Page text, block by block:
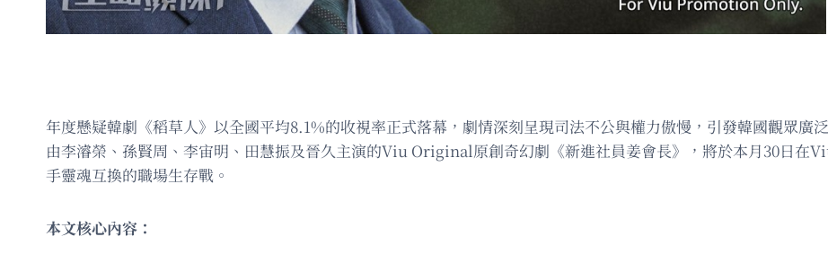
年度懸疑韓劇《稻草人》以全國平均8.1%的收視率正式落幕，劇情深刻呈現司法不公與權力傲慢，引發韓國觀眾廣
由李濬榮、孫賢周、李宙明、田慧振及晉久主演的Viu Original原創奇幻劇《新進社員姜會長》，將於本月30日在
手靈魂互換的職場生存戰。
本文核心內容：